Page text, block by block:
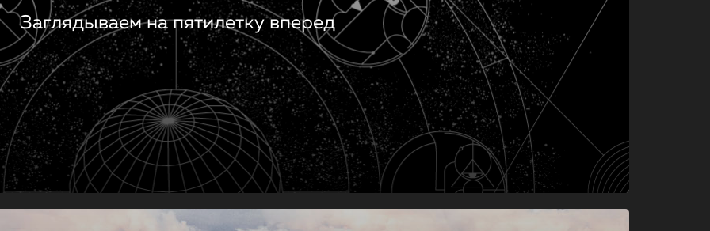
Заглядываем на пятилетку вперед